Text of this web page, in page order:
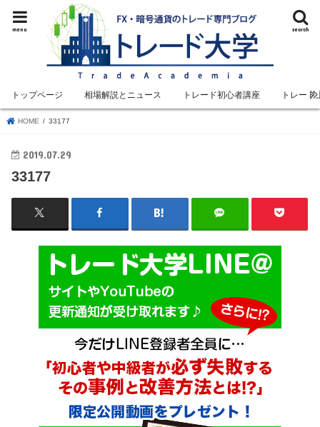
search
menu
トップページ 相場解説とニュース トレード初心者講座 トレード
HOME 33177
2019.07.29
33177